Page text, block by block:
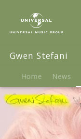
Musik
This
The
Truth
Feels
Gwen Stefani
Home News